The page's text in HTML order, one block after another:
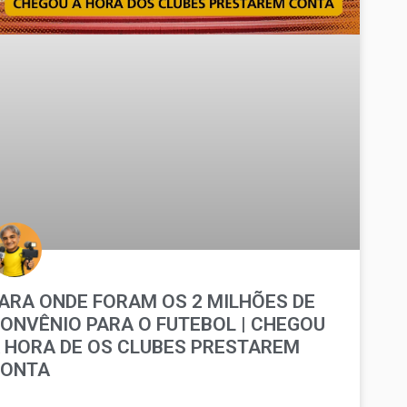
ONDE FORAM OS 2 MILHÕES DE
PARA O FUTEBOL | CHEGOU
HORA DE OS CLUBES PRESTAREM